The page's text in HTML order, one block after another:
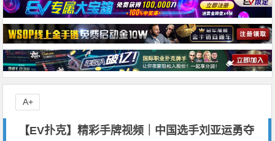
【EV扑克】精彩手牌视频｜中国选手刘亚运勇夺
A+